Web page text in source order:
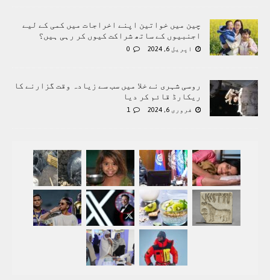
چین میں خواتین اپنے اخراجات میں کمی کے لیے
اجنبیوں کے ساتھ شراکت کیوں کر رہی ہیں؟
اپریل 6, 2024 0
روسی شہری نے خلا میں سب سے زیادہ وقت گزارنے کا
ریکارڈ قائم کر دیا
فروری 6, 2024 1